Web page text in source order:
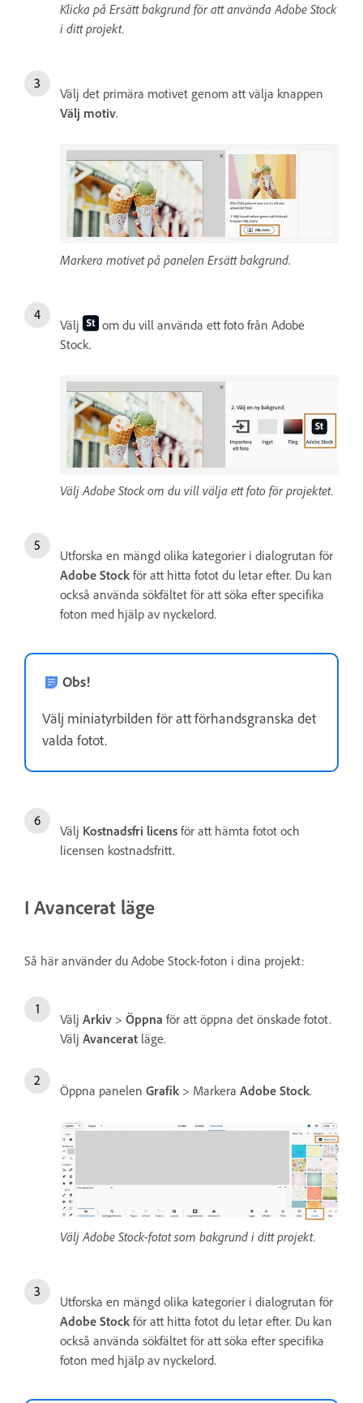
Klicka på Ersätt bakgrund för att använda Adobe Stock
i ditt projekt.
Välj det primära motivet genom att välja knappen
Välj motiv.
Markera motivet på panelen Ersätt bakgrund.
Välj
om du vill använda ett foto från Adobe
Stock.
Välj Adobe Stock om du vill välja ett foto för projektet.
Utforska en mängd olika kategorier i dialogrutan för
Adobe Stock för att hitta fotot du letar efter. Du kan
också använda sökfältet för att söka efter specifika
foton med hjälp av nyckelord.
Obs!
Välj miniatyrbilden för att förhandsgranska det
valda fotot.
Välj Kostnadsfri licens för att hämta fotot och
licensen kostnadsfritt.
I Avancerat läge
Så här använder du Adobe Stock-foton i dina projekt:
Välj Arkiv > Öppna för att öppna det önskade fotot.
Välj Avancerat läge.
Öppna panelen Grafik > Markera Adobe Stock.
Välj Adobe Stock-fotot som bakgrund i ditt projekt.
Utforska en mängd olika kategorier i dialogrutan för
Adobe Stock för att hitta fotot du letar efter. Du kan
också använda sökfältet för att söka efter specifika
foton med hjälp av nyckelord.